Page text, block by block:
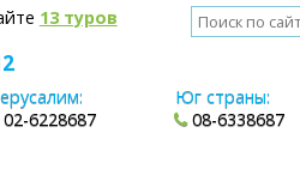
13 туров
02-6228687
Юг страны:
08-6338687